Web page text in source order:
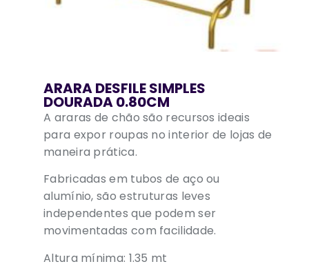
ARARA DESFILE SIMPLES
DOURADA 0.80CM
A araras de chão são recursos ideais
para expor roupas no interior de lojas de
maneira prática.
Fabricadas em tubos de aço ou
alumínio, são estruturas leves
independentes que podem ser
movimentadas com facilidade.
Altura mínima: 1.35 mt